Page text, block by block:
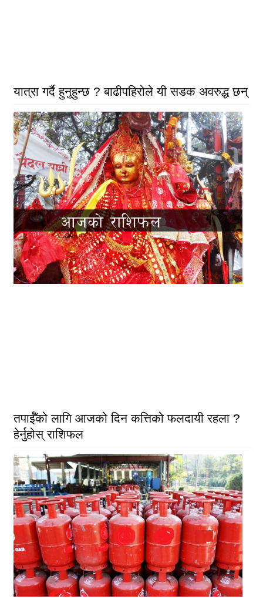
यात्रा गर्दै हुनुहुन्छ ? बाढीपहिरोले यी सडक अवरुद्ध छन्
तपाईँको लागि आजको दिन कत्तिको फलदायी रहला ?
हेर्नुहोस् राशिफल